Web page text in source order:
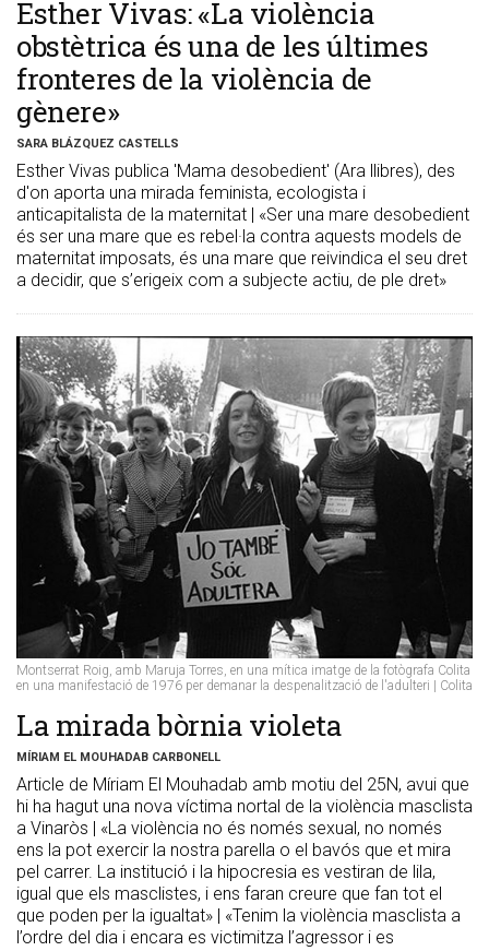
Esther Vivas: «La violència
obstètrica és una de les últimes
fronteres de la violència de
gènere»
SARA BLÁZQUEZ CASTELLS
Esther Vivas publica 'Mama desobedient' (Ara llibres), des
d'on aporta una mirada feminista, ecologista i
anticapitalista de la maternitat | «Ser una mare desobedient
és ser una mare que es rebel·la contra aquests models de
maternitat imposats, és una mare que reivindica el seu dret
a decidir, que s’erigeix com a subjecte actiu, de ple dret»
Montserrat Roig, amb Maruja Torres, en una mítica imatge de la fotògrafa Colita
en una manifestació de 1976 per demanar la despenalització de l'adulteri | Colita
La mirada bòrnia violeta
MÍRIAM EL MOUHADAB CARBONELL
Article de Míriam El Mouhadab amb motiu del 25N, avui que
hi ha hagut una nova víctima nortal de la violència masclista
a Vinaròs | «La violència no és només sexual, no només
ens la pot exercir la nostra parella o el bavós que et mira
pel carrer. La institució i la hipocresia es vestiran de lila,
igual que els masclistes, i ens faran creure que fan tot el
que poden per la igualtat» | «Tenim la violència masclista a
l’ordre del dia i encara es victimitza l’agressor i es